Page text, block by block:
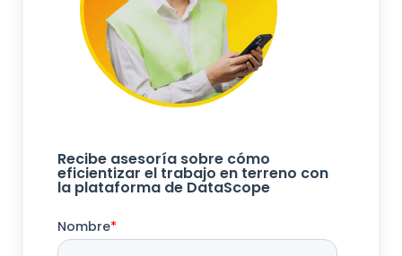
Recibe asesoría sobre cómo
eficientizar el trabajo en terreno con
la plataforma de DataScope